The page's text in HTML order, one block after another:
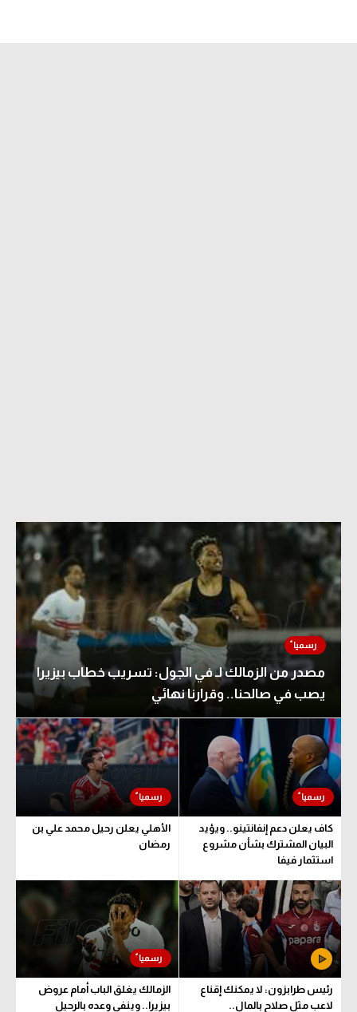
مصدر من الزمالك لـ في الجول: تسريب خطاب بيزيرا
يصب في صالحنا.. وقرارنا نهائي
كاف يعلن دعم إنفانتينو.. ويؤيد
البيان المشترك بشأن مشروع
استثمار فيفا
الأهلي يعلن رحيل محمد علي بن
رمضان
رئيس طرابزون: لا يمكنك إقناع
لاعب مثل صلاح بالمال..
الزمالك يغلق الباب أمام عروض
بيزيرا.. وينفي وعده بالرحيل